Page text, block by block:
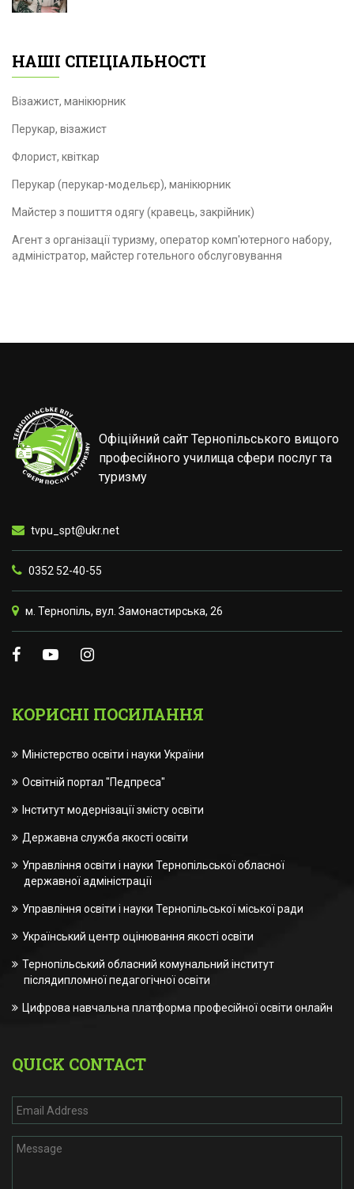
НАШІ СПЕЦІАЛЬНОСТІ
Візажист, манікюрник
Перукар, візажист
Флорист, квіткар
Перукар (перукар-модельєр), манікюрник
Майстер з пошиття одягу (кравець, закрійник)
Агент з організації туризму, оператор комп'ютерного набору,
адміністратор, майстер готельного обслуговування
Офіційний сайт Тернопільського вищого
професійного училища сфери послуг та
туризму
tvpu_spt@ukr.net
0352 52-40-55
м. Тернопіль, вул. Замонастирська, 26
КОРИСНІ ПОСИЛАННЯ
Міністерство освіти і науки України
Освітній портал "Педпреса"
Інститут модернізації змісту освіти
Державна служба якості освіти
Управління освіти і науки Тернопільської обласної
державної адміністрації
Управління освіти і науки Тернопільської міської ради
Український центр оцінювання якості освіти
Тернопільський обласний комунальний інститут
післядипломної педагогічної освіти
Цифрова навчальна платформа професійної освіти онлайн
QUICK CONTACT